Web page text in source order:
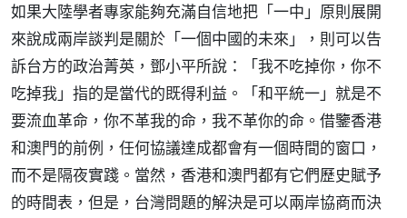
如果大陸學者專家能夠充滿自信地把「一中」原則展開
來說成兩岸談判是關於「一個中國的未來」，則可以告
訴台方的政治菁英，鄧小平所說：「我不吃掉你，你不
吃掉我」指的是當代的既得利益。「和平統一」就是不
要流血革命，你不革我的命，我不革你的命。借鑒香港
和澳門的前例，任何協議達成都會有一個時間的窗口，
而不是隔夜實踐。當然，香港和澳門都有它們歷史賦予
的時間表，但是，台灣問題的解決是可以兩岸協商而決